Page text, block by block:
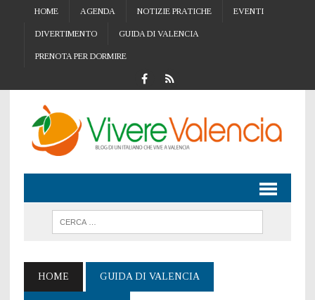
HOME AGENDA NOTIZIE PRATICHE EVENTI
DIVERTIMENTO GUIDA DI VALENCIA
PRENOTA PER DORMIRE
HOME GUIDA DI VALENCIA